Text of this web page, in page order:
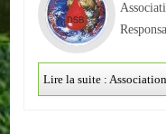
Loisirs et animations
Services
Lire la suite :